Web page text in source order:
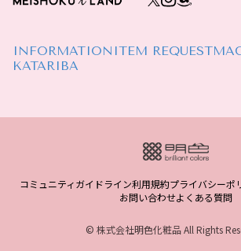
INFORMATION ITEM REQUEST
KATARIBA
コミュニティガイドライン利用規約プライバシーポ
お問い合わせよくある質問
© 株式会社明色化粧品 All Rights